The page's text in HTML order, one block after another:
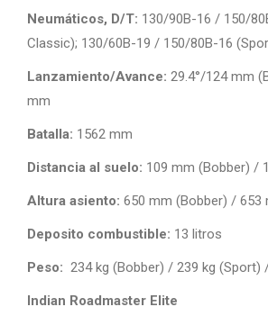
Neumáticos, D/T: 130/90B-16 / 150/
Classic); 130/60B-19 / 150/80B-16
Lanzamiento/Avance: 29.4°/124 mm
mm
Batalla: 1562 mm
Distancia al suelo: 109 mm (Bobber) /
Altura asiento: 650 mm (Bobber) / 653
Deposito combustible: 13 litros
Peso: 234 kg (Bobber) / 239 kg (Sport)
Indian Roadmaster Elite